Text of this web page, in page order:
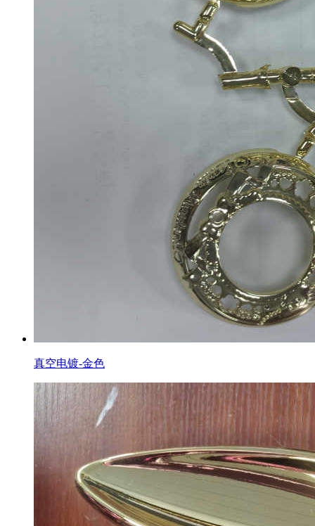
真空电镀-金色